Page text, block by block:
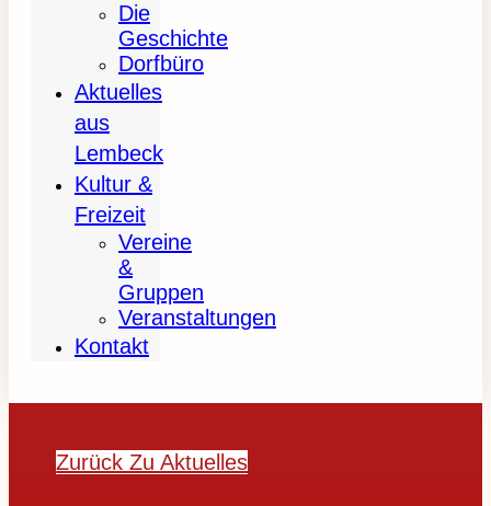
Die
Geschichte
Dorfbüro
Aktuelles
aus
Lembeck
Kultur &
Freizeit
Vereine
&
Gruppen
Veranstaltungen
Kontakt
Zurück Zu Aktuelles